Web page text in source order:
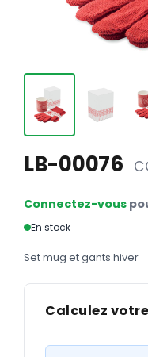
Calendriers
Calendriers
Tête de lettre
Enveloppes
Sous-mains
Chemises
LB-00076
Connectez-vous
En stock
Set mug et gants hiver
Calculez